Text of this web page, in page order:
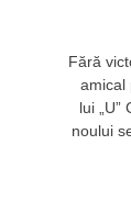
Fără
amical
lui
noului